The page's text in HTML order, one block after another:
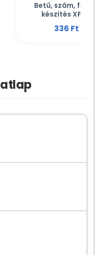
Betű, szám,
készítés XPS...
336 Ft‎